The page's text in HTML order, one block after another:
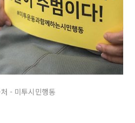
- 미투시민행동